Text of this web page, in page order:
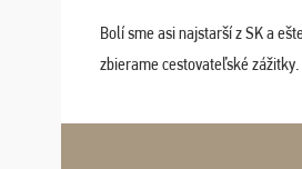
Bolí sme asi najstarší z SK a
zbierame cestovateľské
osudu - pohodový šefík Meďo,